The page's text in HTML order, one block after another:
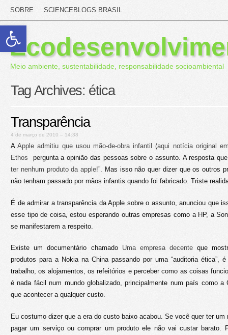
Abrir a barra de ferramentas
SOBRE SCIENCEBLOGS BRASIL
Meio ambiente, sustentabilidade, responsabilidade socioambiental
Tag Archives: ética
Transparência
4 de março de 2010 – 14:38
AApple admitiu que usou mão-de-obra infantil (aqui notícia original
Ethos pergunta a opinião das pessoas sobre o assunto. A resposta
ter nenhum produto da apple!”. Mas isso não quer dizer que os outros
não tenham passado por mãos infantis quando foi fabricado. Triste
É de admirar a transparência da Apple sobre o assunto, anunciou que
esse tipo de coisa, estou esperando outras empresas como a HP, a
se manifestarem a respeito.
Existe um documentário chamado Uma empresa decente que
produtos para a Nokia na China passando por uma “auditoria ética”,
trabalho, os alojamentos, os refeitórios e perceber como as coisas
é nada fácil num mundo globalizado, principalmente num país como a
que acontecer a qualquer custo.
Eu costumo dizer que a era do custo baixo acabou. Se você quer ter
pagar um serviço ou comprar um produto ele não vai custar barato.